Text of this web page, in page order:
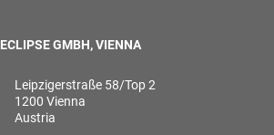
ECLIPSE GMBH, VIENNA
Leipzigerstraße 58/Top 2
1200 Vienna
Austria